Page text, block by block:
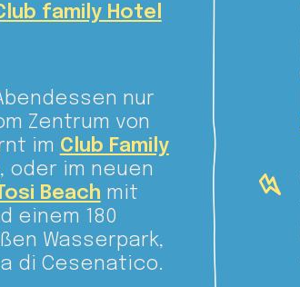
family Hotel
nur
Zentrum von
im Club Family
, oder im neuen
Beach mit
einem 180
Wasserpark,
di Cesenatico.